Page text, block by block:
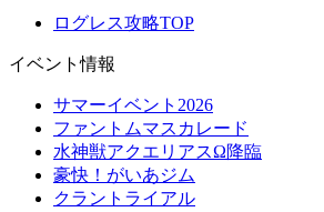
ログレス攻略TOP
イベント情報
サマーイベント2026
ファントムマスカレード
水神獣アクエリアスΩ降臨
豪快！がいあジム
クラントライアル